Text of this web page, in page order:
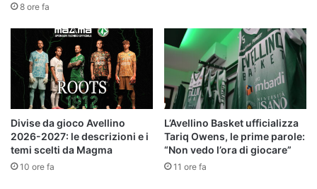
8 ore fa
Divise da gioco Avellino
2026-2027: le descrizioni e i
temi scelti da Magma
10 ore fa
L’Avellino Basket ufficializza
Tariq Owens, le prime parole:
“Non vedo l’ora di giocare”
11 ore fa